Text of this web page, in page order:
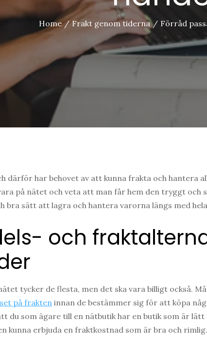
Home Frakt genom tiderna Förråd
därför har behovet av att kunna frakta och hantera
på nätet och veta att man får hem den tryggt och
bra sätt att lagra och hantera varorna längs med
och
tycker de flesta, men det ska vara billigt också.
på frakteninnan de bestämmer sig för att köpa
du som ägare till en nätbutik har en butik som är
kunna erbjuda en fraktkostnad som är bra och